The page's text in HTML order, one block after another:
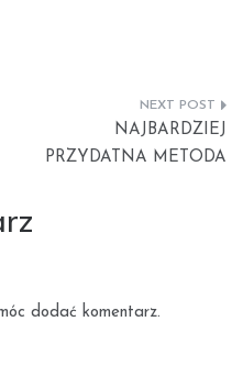
NAJBARDZIEJ
PRZYDATNA METODA
dodać komentarz.